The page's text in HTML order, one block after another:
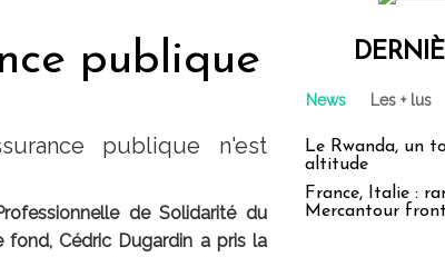
publique
publique n'est
de Solidarité du
fond, Cédric Dugardin a pris la
News Les + lus
Le Rwanda, un
altitude
France, Italie :
Mercantour